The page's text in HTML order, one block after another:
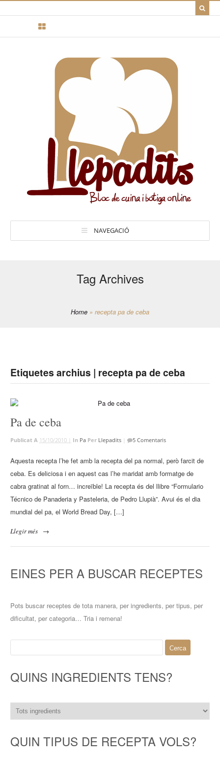
NAVEGACIÓ
Tag Archives
Home » recepta pa de ceba
Etiquetes archius | recepta pa de ceba
Pa de ceba
Publicat A 15/10/2010 | In Pa Per Llepadits 5 Comentaris
Aquesta recepta l’he fet amb la recepta del pa normal, però farcit de
ceba. Es deliciosa i en aquest cas l’he maridat amb formatge de
cabra gratinat al forn… increïble! La recepta és del llibre “Formulario
Técnico de Panaderia y Pasteleria, de Pedro Llupià”. Avui és el dia
mundial del pa, el World Bread Day, […]
Llegir més →
EINES PER A BUSCAR RECEPTES
Pots buscar receptes de tota manera, per ingredients, per tipus, per
dificultat, per categoria… Tria i remena!
QUINS INGREDIENTS TENS?
QUIN TIPUS DE RECEPTA VOLS?